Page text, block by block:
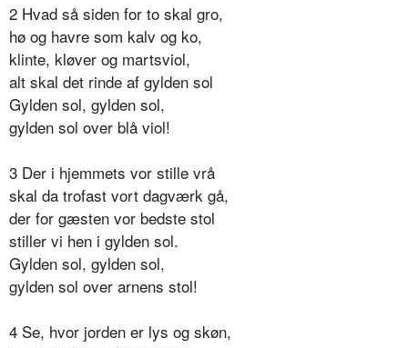
2 Hvad så siden for to skal gro,
hø og havre som kalv og ko,
klinte, kløver og martsviol,
alt skal det rinde af gylden sol
Gylden sol, gylden sol,
gylden sol over blå viol!
3 Der i hjemmets vor stille vrå
skal da trofast vort dagværk gå,
der for gæsten vor bedste stol
stiller vi hen i gylden sol.
Gylden sol, gylden sol,
gylden sol over arnens stol!
4 Se, hvor jorden er lys og skøn,